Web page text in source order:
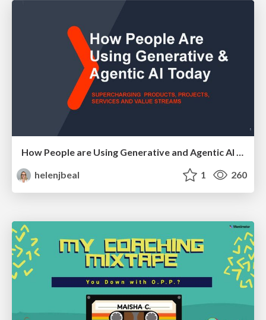
How People are Using Generative and Agentic AI to Supercharge Their Products, Projects, Services and Value Streams Today
helenjbeal
1 260